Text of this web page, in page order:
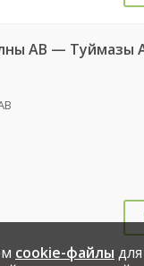
АВ — Туймазы
cookie-файлы